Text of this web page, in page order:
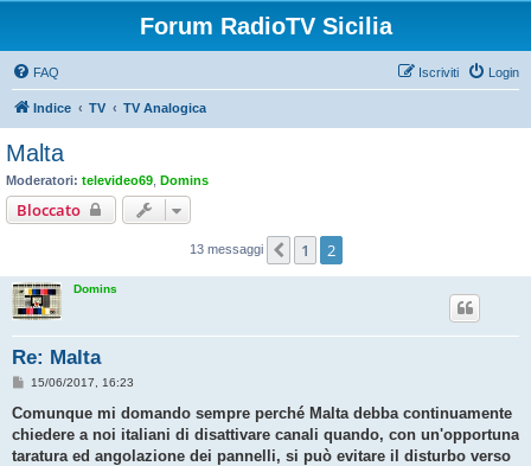
Forum RadioTV Sicilia
FAQ Login
Iscriviti
Indice TV TV Analogica
Malta
Moderatori: televideo69 Domins
Bloccato
13 messaggi Precedente
1 2
Domins
Re: Malta
M
s
a
g
15/06/2017, 16:23
Comunque mi domando sempre perché Malta debba continuamente
chiedere a noi italiani di disattivare canali quando, con un'opportuna
taratura ed angolazione dei pannelli, si può evitare il disturbo verso